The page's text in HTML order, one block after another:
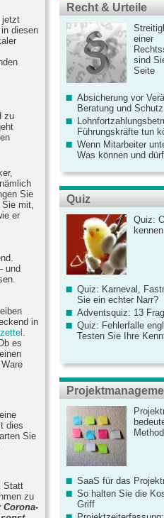
jetzt
diesen
zu
Sie
mit,
er
und
in
es
dies
Sie
Statt
zu
Corona-
Recht & Urteile
einer
sind
Seite
Absicherung vor
Beratung und Schutz
Führungskräfte tun
Wenn Mitarbeiter
Was können und
Quiz
Quiz:
Quiz: Karneval,
Sie ein echter Narr?
Adventsquiz: 13
Quiz: Fehlerfalle
Testen Sie Ihre
SaaS für das
So halten Sie die
Griff